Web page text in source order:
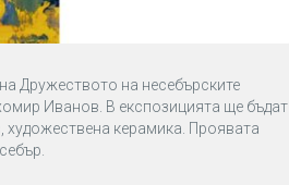
Дружеството на несебърските
Иванов. В експозицията ще бъдат
керамика. Проявата